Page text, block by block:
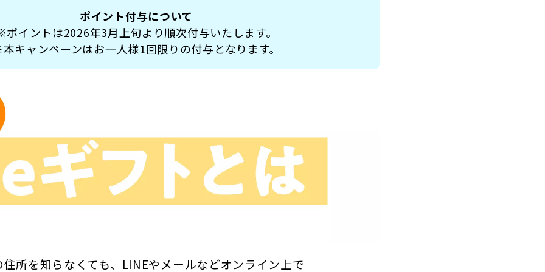
ポイント付与について
イントは2026年3月上旬より順次付与いたします。
キャンペーンはお一人様1回限りの付与となります。
住所を知らなくても、LINEやメールなどオンライン上で